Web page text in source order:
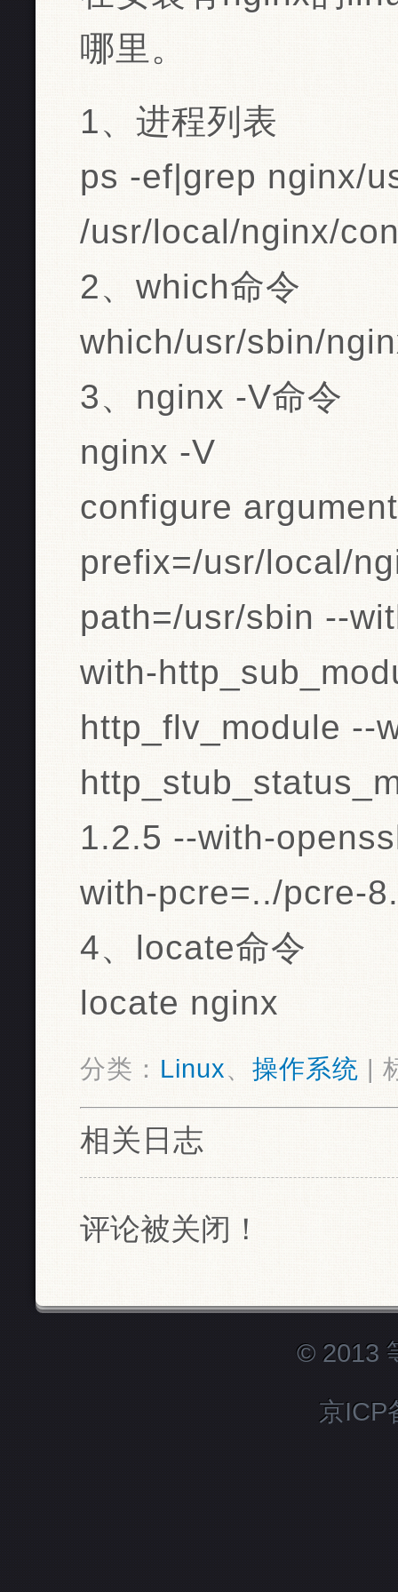
哪里。
1、进程列表
ps -ef|grep nginx/
/usr/local/nginx/
2、which命令
which/usr/sbin/
3、nginx -V命令
nginx -V
configure
prefix=/usr/local/
path=/usr/sbin --
with-
http_flv_module --
1.2.5 --with-
with-pcre=../pcre-
4、locate命令
locate nginx
分类： Linux、 操作系统 |
相关日志
评论被关闭！
© 2013
京ICP